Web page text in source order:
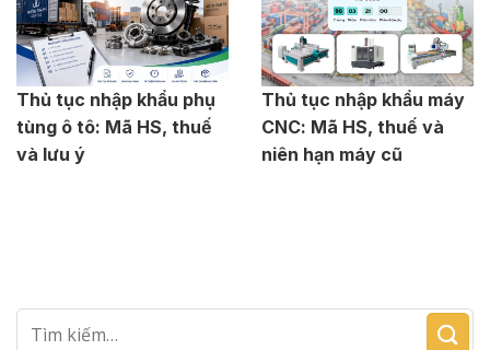
Thủ tục nhập khẩu phụ
tùng ô tô: Mã HS, thuế
và lưu ý
Thủ tục nhập khẩu máy
CNC: Mã HS, thuế và
niên hạn máy cũ